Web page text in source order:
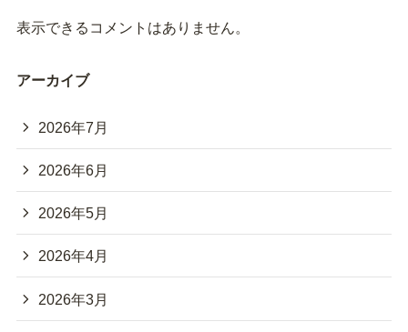
表示できるコメントはありません。
アーカイブ
2026年7月
2026年6月
2026年5月
2026年4月
2026年3月